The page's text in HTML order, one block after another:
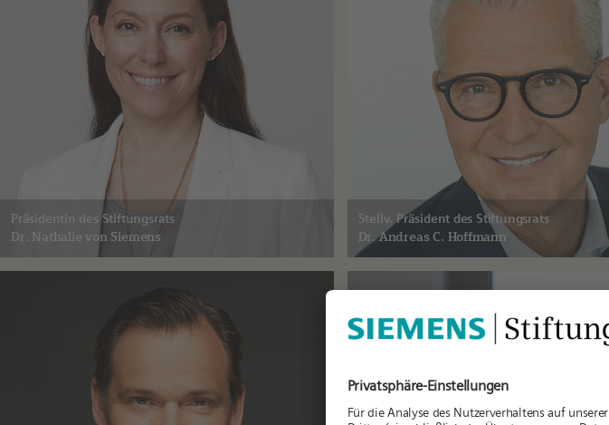
Präsidentin des Stiftungsrats
Dr. Nathalie von Siemens
Stellv. Präsident des Stiftungsrats
Dr. Andreas C. Hoffmann